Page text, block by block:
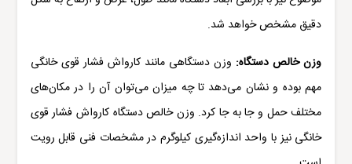
دقیق مشخص خواهد شد.
وزن خالص دستگاه: وزن دستگاهی مانند کارواش فشار قوی خانگی
مهم بوده و نشان می‌دهد تا چه میزان می‌توان آن را در مکان‌های
مختلف حمل و جا به جا کرد. وزن خالص دستگاه کارواش فشار قوی
خانگی نیز با واحد اندازه‌گیری کیلوگرم در مشخصات فنی قابل رویت